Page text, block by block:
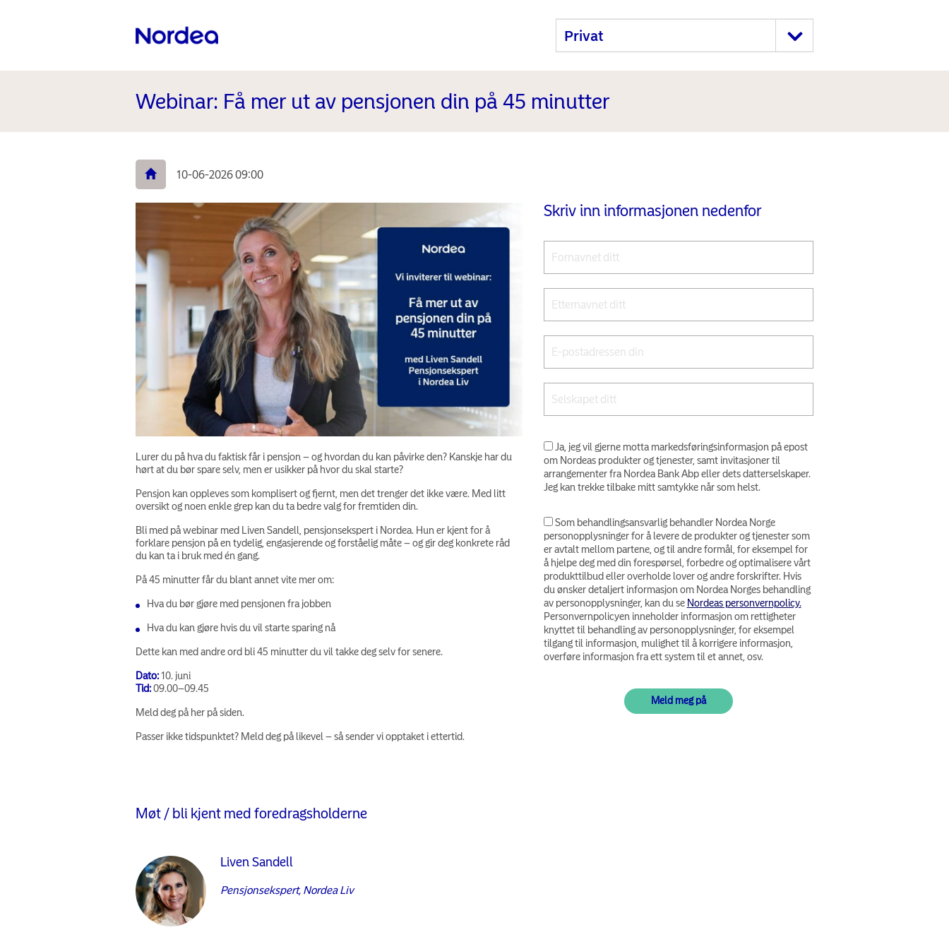
Webinar: Få mer ut av pensjonen din på 45 minutter
10-06-2026 09:00
Lurer du på hva du faktisk får i pensjon – og hvordan du kan påvirke den? Kanskje har du
hørt at du bør spare selv, men er usikker på hvor du skal starte?
Pensjon kan oppleves som komplisert og fjernt, men det trenger det ikke være. Med litt
oversikt og noen enkle grep kan du ta bedre valg for fremtiden din.
Bli med på webinar med Liven Sandell, pensjonsekspert i Nordea. Hun er kjent for å
forklare pensjon på en tydelig, engasjerende og forståelig måte – og gir deg konkrete råd
du kan ta i bruk med én gang.
På 45 minutter får du blant annet vite mer om:
Hva du bør gjøre med pensjonen fra jobben
Hva du kan gjøre hvis du vil starte sparing nå
Dette kan med andre ord bli 45 minutter du vil takke deg selv for senere.
Dato:10. juni
Tid:09.00–09.45
Meld deg på her på siden.
Passer ikke tidspunktet? Meld deg på likevel – så sender vi opptaket i ettertid.
Skriv inn informasjonen nedenfor
Ja, jeg vil gjerne motta markedsføringsinformasjon på epost
om Nordeas produkter og tjenester, samt invitasjoner til
arrangementer fra Nordea Bank Abp eller dets datterselskaper.
Jeg kan trekke tilbake mitt samtykke når som helst.
Som behandlingsansvarlig behandler Nordea Norge
personopplysninger for å levere de produkter og tjenester som
er avtalt mellom partene, og til andre formål, for eksempel for
å hjelpe deg med din forespørsel, forbedre og optimalisere vårt
produkttilbud eller overholde lover og andre forskrifter. Hvis
du ønsker detaljert informasjon om Nordea Norges behandling
av personopplysninger, kan du se Nordeas personvernpolicy.
Personvernpolicyen inneholder informasjon om rettigheter
knyttet til behandling av personopplysninger, for eksempel
tilgang til informasjon, mulighet til å korrigere informasjon,
overføre informasjon fra ett system til et annet, osv.
Møt / bli kjent med foredragsholderne
Liven Sandell
Pensjonsekspert, Nordea Liv